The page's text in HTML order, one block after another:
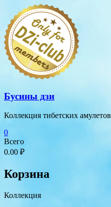
Перейти
содержимому
Бусины дзи
Коллекция тибетских амулетов
0
Всего
0.00 ₽
Корзина
Коллекция